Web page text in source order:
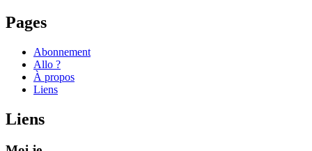
Pages
Abonnement
Allo ?
À propos
Liens
Liens